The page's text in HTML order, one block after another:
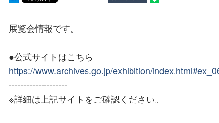
展覧会情報です。
●公式サイトはこちら
https://www.archives.go.jp/exhibition/
--------------------
※詳細は上記サイトをご確認ください。